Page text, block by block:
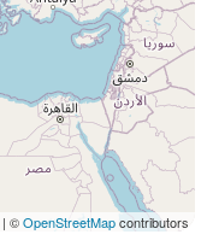
| ©OpenStreetMapcontributors